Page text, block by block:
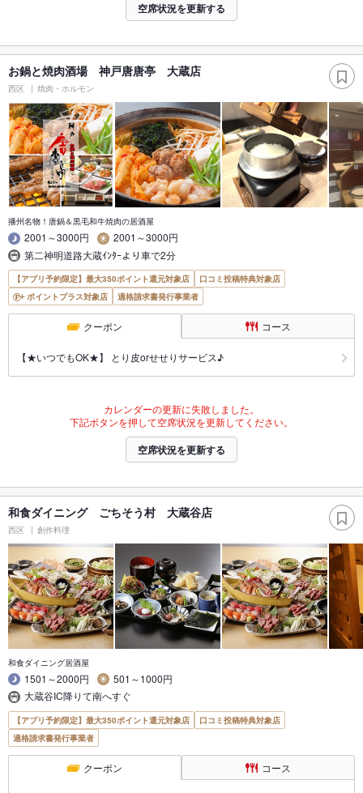
空席状況を更新する
お鍋と焼肉酒場 神戸唐唐亭 大蔵店
西区 焼肉・ホルモン
播州名物！唐鍋＆黒毛和牛焼肉の居酒屋
2001～3000円
2001～3000円
第二神明道路大蔵ｲﾝﾀｰより車で2分
【アプリ予約限定】最大350ポイント還元対象店
口コミ投稿特典対象店
ポイントプラス対象店
適格請求書発行事業者
クーポン コース
【★いつでもOK★】 とり皮orせせりサービス♪
カレンダーの更新に失敗しました。
下記ボタンを押して空席状況を更新してください。
空席状況を更新する
和食ダイニング ごちそう村 大蔵谷店
西区 創作料理
和食ダイニング居酒屋
1501～2000円
501～1000円
大蔵谷IC降りて南へすぐ
【アプリ予約限定】最大350ポイント還元対象店
口コミ投稿特典対象店
適格請求書発行事業者
クーポン コース